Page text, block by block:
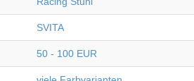
SVITA
50 - 100 EUR